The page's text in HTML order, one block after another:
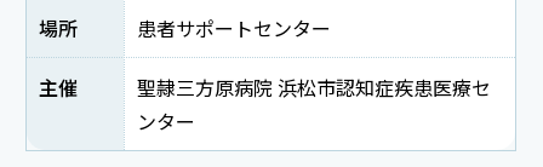
場所 患者サポートセンター
主催
聖隷三方原病院 浜松市認知症疾患医療セ
ンター